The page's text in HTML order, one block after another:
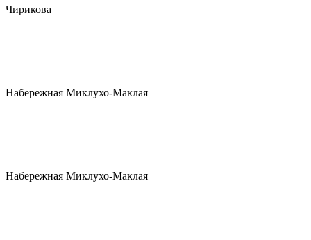
Чирикова
Набережная Миклухо-Маклая
Набережная Миклухо-Маклая